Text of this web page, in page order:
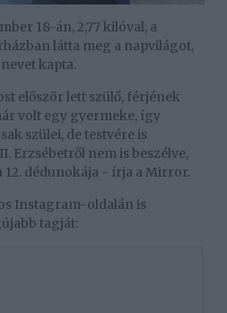
18-án, 2,77 kilóval, a
látta meg a napvilágot,
kapta.
először lett szülő, férjének
volt egy gyermeke, így
szülei, de testvére is
Erzsébetről nem is beszélve,
12. dédunokája - írja a Mirror.
Instagram-oldalán is
tagját: